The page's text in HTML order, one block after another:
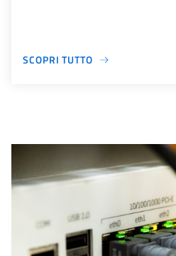
SCOPRI TUTTO